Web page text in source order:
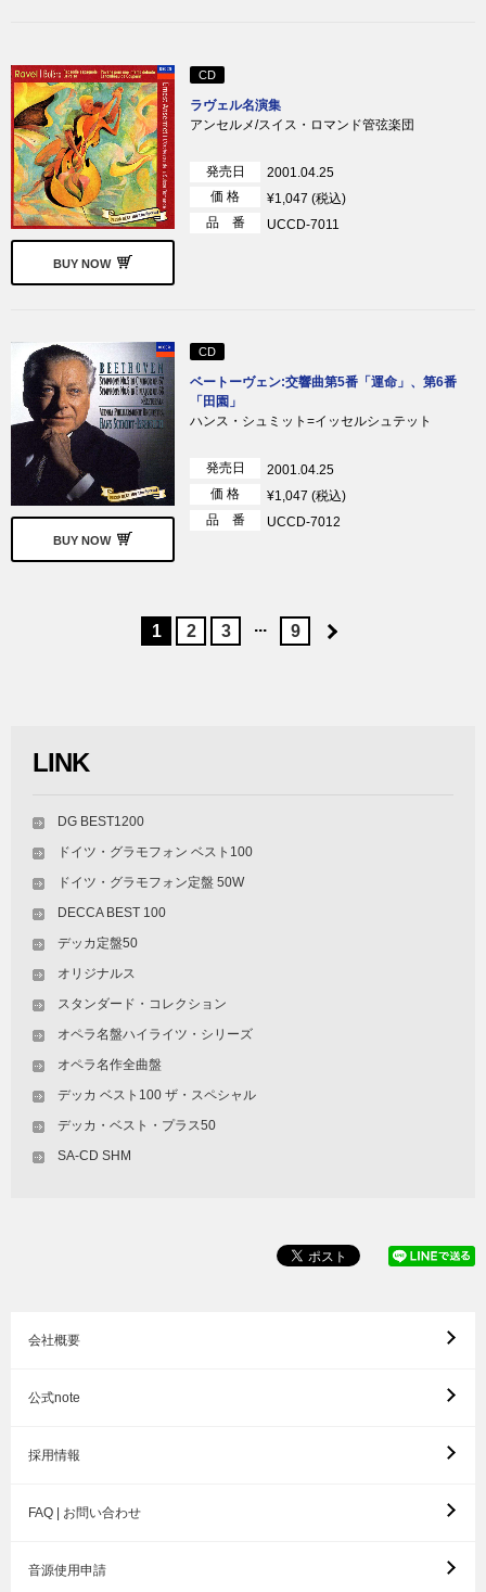
BUY NOW
CD
ラヴェル名演集
アンセルメ/スイス・ロマンド管弦楽団
発売日
2001.04.25
価 格
¥1,047 (税込)
品 番
UCCD-7011
BUY NOW
CD
ベートーヴェン:交響曲第5番「運命」、第6番
「田園」
ハンス・シュミット=イッセルシュテット
発売日
2001.04.25
価 格
¥1,047 (税込)
品 番
UCCD-7012
1 2 3 ... 9
LINK
DG BEST1200
ドイツ・グラモフォン ベスト100
ドイツ・グラモフォン定盤 50W
DECCA BEST 100
デッカ定盤50
オリジナルス
スタンダード・コレクション
オペラ名盤ハイライツ・シリーズ
オペラ名作全曲盤
デッカ ベスト100 ザ・スペシャル
デッカ・ベスト・プラス50
SA-CD SHM
会社概要
公式note
採用情報
FAQ | お問い合わせ
音源使用申請